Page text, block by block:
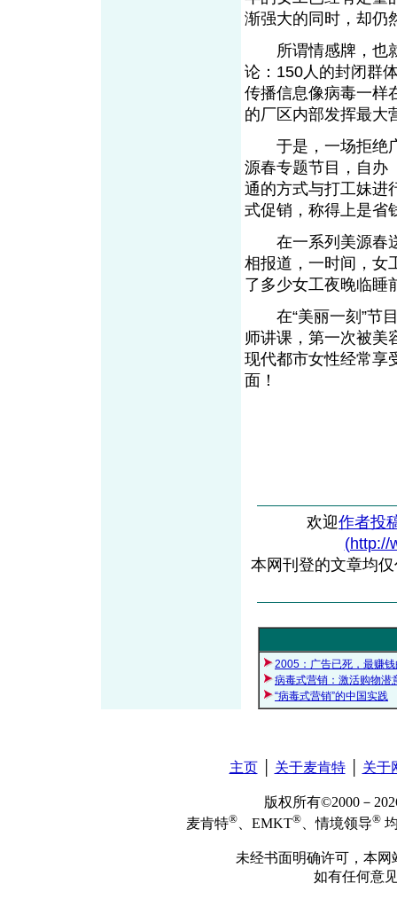
渐强大的同时，却仍
所谓情感牌，也就
论：150人的封闭群
传播信息像病毒一样
的厂区内部发挥最大
于是，一场拒绝广
源春专题节目，自办
通的方式与打工妹进
式促销，称得上是省
在一系列美源春送
相报道，一时间，女
了多少女工夜晚临睡
在“美丽一刻”节目
师讲课，第一次被美
现代都市女性经常享
面！
欢迎作者投
(http://
本网刊登的文章均
2005：广告已死，最赚
病毒式营销：激活购物潜
“病毒式营销”的中国实践
主页│ 关于麦肯特│ 关于
版权所有©2000－
麦肯特® 、EMKT® 、情境领导®
未经书面明确许可，本
如有任何意